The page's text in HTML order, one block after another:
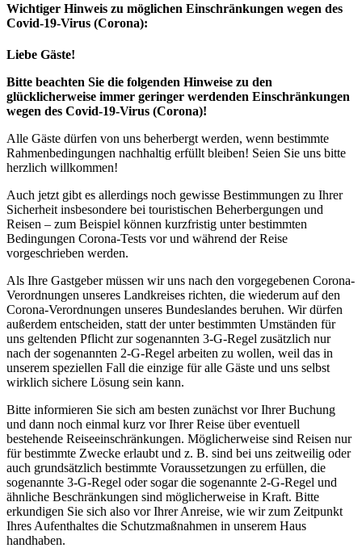
Wichtiger Hinweis zu möglichen Ein­schränk­ungen wegen des
Covid-19-Virus (Corona):
Liebe Gäste!
Bitte beachten Sie die folgenden Hinweise zu den
glücklicherweise immer geringer werdenden Einschränkungen
wegen des Covid-19-Virus (Corona)!
Alle Gäste dürfen von uns beherbergt werden, wenn bestimmte
Rahmenbedingungen nachhaltig erfüllt bleiben! Seien Sie uns bitte
herzlich willkommen!
Auch jetzt gibt es allerdings noch gewisse Bestimmungen zu Ihrer
Sicherheit insbesondere bei touristischen Beherbergungen und
Reisen – zum Beispiel können kurzfristig unter bestimmten
Bedingungen Corona-Tests vor und während der Reise
vorgeschrieben werden.
Als Ihre Gastgeber müssen wir uns nach den vorgegebenen Corona-
Verordnungen unseres Landkreises richten, die wiederum auf den
Corona-Verordnungen unseres Bundeslandes beruhen. Wir dürfen
außerdem entscheiden, statt der unter bestimmten Umständen für
uns geltenden Pflicht zur sogenannten 3-G-Regel zusätzlich nur
nach der sogenannten 2-G-Regel arbeiten zu wollen, weil das in
unserem speziellen Fall die einzige für alle Gäste und uns selbst
wirklich sichere Lösung sein kann.
Bitte informieren Sie sich am besten zunächst vor Ihrer Buchung
und dann noch einmal kurz vor Ihrer Reise über eventuell
bestehende Reiseeinschränkungen. Möglicherweise sind Reisen nur
für bestimmte Zwecke erlaubt und z. B. sind bei uns zeitweilig oder
auch grundsätzlich bestimmte Voraussetzungen zu erfüllen, die
sogenannte 3-G-Regel oder sogar die sogenannte 2-G-Regel und
ähnliche Beschränkungen sind möglicherweise in Kraft. Bitte
erkundigen Sie sich also vor Ihrer Anreise, wie wir zum Zeitpunkt
Ihres Aufenthaltes die Schutzmaßnahmen in unserem Haus
handhaben.